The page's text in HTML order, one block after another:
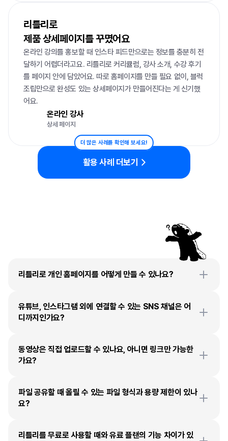
리틀리로
제품 상세페이지를 꾸몄어요
온라인 강의를 홍보할 때 인스타 피드만으로는 정보를 충분히 전
달하기 어렵더라고요. 리틀리로 커리큘럼, 강사 소개, 수강 후기
를 페이지 안에 담았어요. 따로 홈페이지를 만들 필요 없이, 블럭
조립만으로 완성도 있는 상세페이지가 만들어진다는 게 신기했
어요.
온라인 강사
상세 페이지
더 많은 사례를 확인해 보세요!
활용 사례 더보기
리틀리로 개인 홈페이지를 어떻게 만들 수 있나요?
유튜브, 인스타그램 외에 연결할 수 있는 SNS 채널은 어
디까지인가요?
동영상은 직접 업로드할 수 있나요, 아니면 링크만 가능한
가요?
파일 공유할 때 올릴 수 있는 파일 형식과 용량 제한이 있나
요?
리틀리를 무료로 사용할 때와 유료 플랜의 기능 차이가 있